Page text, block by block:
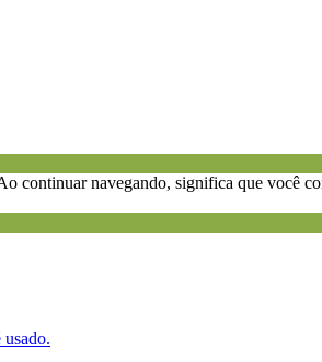
continuar navegando, significa que você
usado.